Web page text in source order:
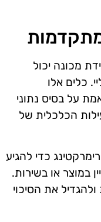
מתקדמות
מכונה יכול
כלים אלו
על בסיס נתוני
הכלכלית של
כדי להגיע
במוצר או בשירות.
את הסיכוי